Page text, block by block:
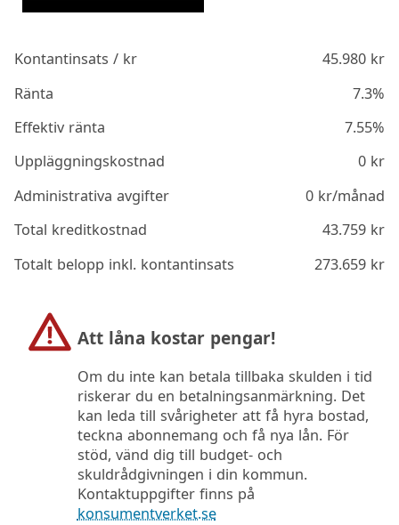
Kontantinsats / kr 45.980kr
Ränta
7.3%
Effektiv ränta
7.55%
Uppläggningskostnad
0kr
Administrativa avgifter
0kr/månad
Total kreditkostnad
43.759kr
Totalt belopp inkl. kontantinsats
273.659kr
Att låna kostar pengar!
Om du inte kan betala tillbaka skulden i tid
riskerar du en betalningsanmärkning. Det
kan leda till svårigheter att få hyra bostad,
teckna abonnemang och få nya lån. För
stöd, vänd dig till budget- och
skuldrådgivningen i din kommun.
Kontaktuppgifter finns på
konsumentverket.se